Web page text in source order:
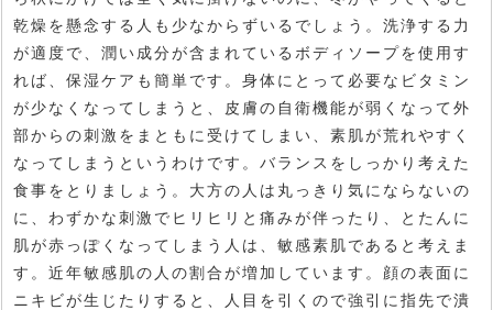
乾燥を懸念する人も少なからずいるでしょう。洗浄する力
が適度で、潤い成分が含まれているボディソープを使用す
れば、保湿ケアも簡単です。身体にとって必要なビタミン
が少なくなってしまうと、皮膚の自衛機能が弱くなって外
部からの刺激をまともに受けてしまい、素肌が荒れやすく
なってしまうというわけです。バランスをしっかり考えた
食事をとりましょう。大方の人は丸っきり気にならないの
に、わずかな刺激でヒリヒリと痛みが伴ったり、とたんに
肌が赤っぽくなってしまう人は、敏感素肌であると考えま
す。近年敏感肌の人の割合が増加しています。顔の表面に
ニキビが生じたりすると、人目を引くので強引に指先で潰